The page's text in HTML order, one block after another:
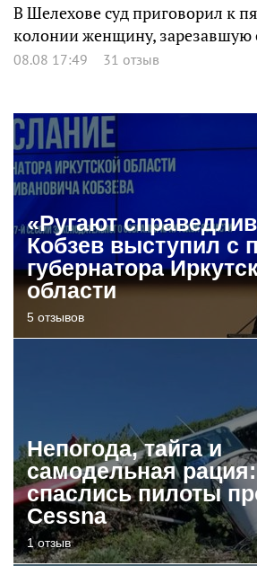
В Шелехове суд приговорил к
колонии женщину, зарезавшую
08.08 17:49 31 отзыв
«Ругают
Кобзев выступил с
губернатора
области
5 отзывов
Непогода, тайга и
самодельная
спаслись пилоты
Cessna
1 отзыв